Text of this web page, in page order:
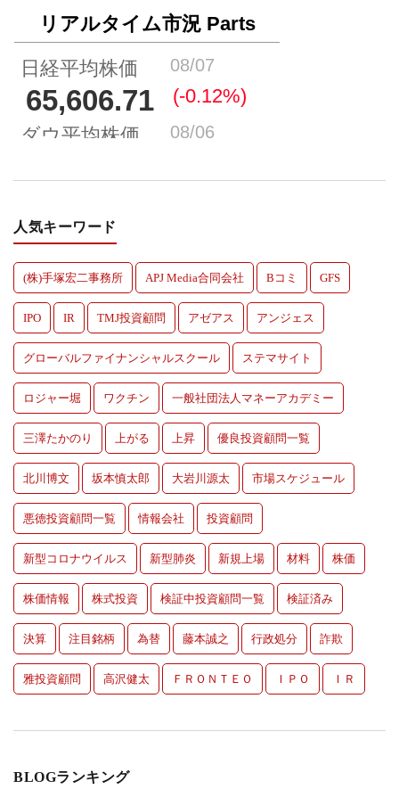
人気キーワード
(株)手塚宏二事務所 APJ Media合同会社 Bコミ GFS
IPO IR TMJ投資顧問 アゼアス アンジェス
グローバルファイナンシャルスクール ステマサイト
ロジャー堀 ワクチン 一般社団法人マネーアカデミー
三澤たかのり 上がる 上昇 優良投資顧問一覧
北川博文 坂本慎太郎 大岩川源太 市場スケジュール
悪徳投資顧問一覧 情報会社 投資顧問
新型コロナウイルス 新型肺炎 新規上場 材料 株価
株価情報 株式投資 検証中投資顧問一覧 検証済み
決算 注目銘柄 為替 藤本誠之 行政処分 詐欺
雅投資顧問 高沢健太 ＦＲＯＮＴＥＯ ＩＰＯ ＩＲ
BLOGランキング